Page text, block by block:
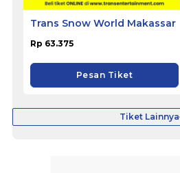
Trans Snow World Makassar
Rp 63.375
Pesan Tiket
Tiket Lainnya